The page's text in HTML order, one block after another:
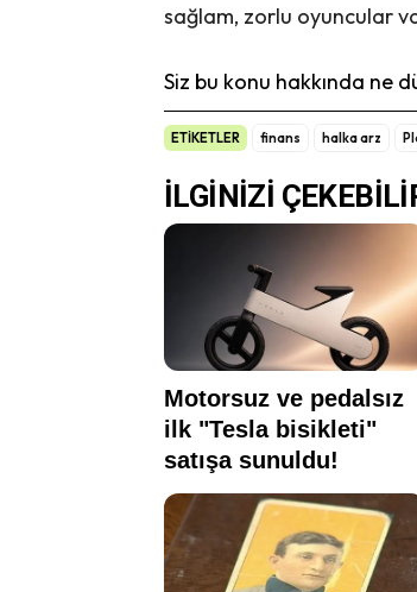
sağlam, zorlu oyuncular
Siz bu konu hakkında ne
ETİKETLER finans halka arz